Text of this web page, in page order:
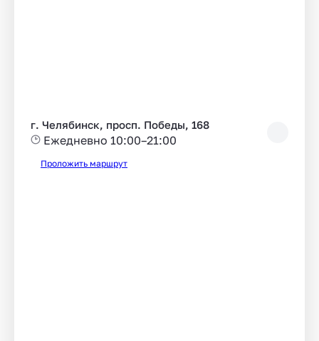
г. Челябинск, просп. Победы, 168
Ежедневно 10:00–21:00
Проложить маршрут